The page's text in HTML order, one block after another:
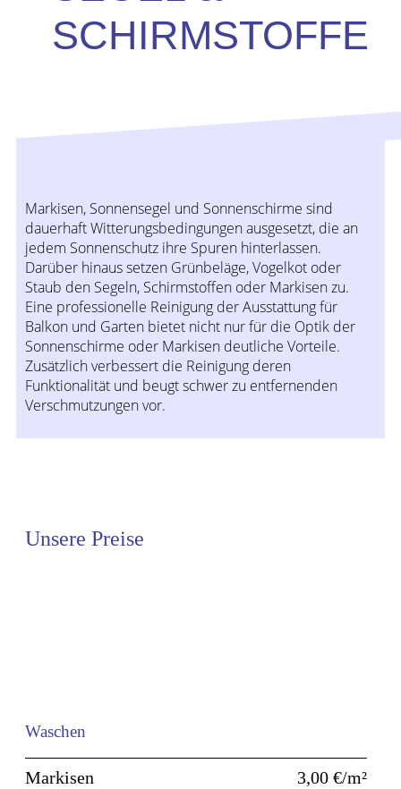
SCHIRMSTOFFE
Markisen, Sonnensegel und Sonnenschirme sind
dauerhaft Witterungsbedingungen ausgesetzt, die an
jedem Sonnenschutz ihre Spuren hinterlassen.
Darüber hinaus setzen Grünbeläge, Vogelkot oder
Staub den Segeln, Schirmstoffen oder Markisen zu.
Eine professionelle Reinigung der Ausstattung für
Balkon und Garten bietet nicht nur für die Optik der
Sonnenschirme oder Markisen deutliche Vorteile.
Zusätzlich verbessert die Reinigung deren
Funktionalität und beugt schwer zu entfernenden
Verschmutzungen vor.
Unsere Preise
Waschen
Markisen 3,00 €/m²